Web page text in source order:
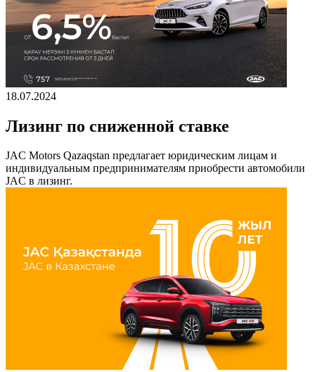
18.07.2024
Лизинг по сниженной ставке
JAC Motors Qazaqstan предлагает юридическим лицам и
индивидуальным предпринимателям приобрести автомобили
JAC в лизинг.